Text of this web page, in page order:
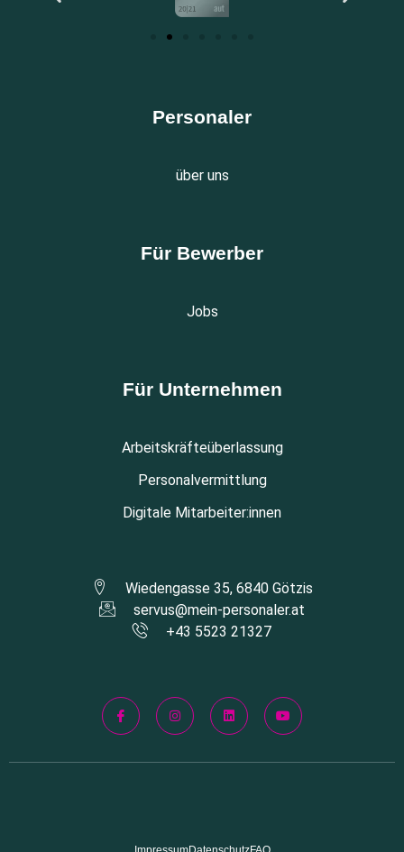
Personaler
über uns
Für Bewerber
Jobs
Für Unternehmen
Arbeitskräfteüberlassung
Personalvermittlung
Digitale Mitarbeiter:innen
Wiedengasse 35, 6840 Götzis
servus@mein-personaler.at
+43 5523 21327